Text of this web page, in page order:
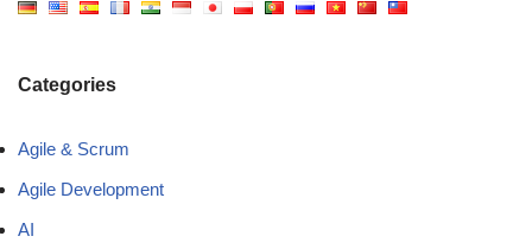
Categories
Agile & Scrum
Agile Development
AI